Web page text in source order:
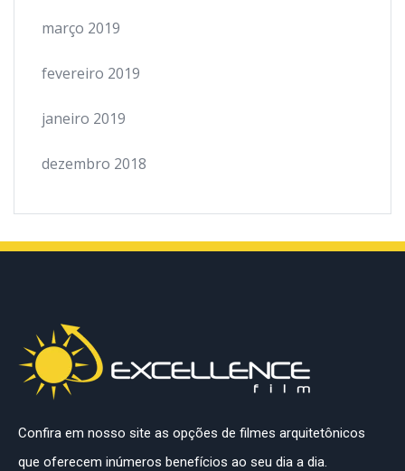
março 2019
fevereiro 2019
janeiro 2019
dezembro 2018
Confira em nosso site as opções de filmes arquitetônicos
que oferecem inúmeros benefícios ao seu dia a dia.